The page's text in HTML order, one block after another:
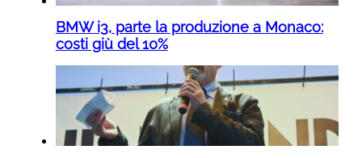
BMW i3, parte la produzione a Monaco:
costi giù del 10%